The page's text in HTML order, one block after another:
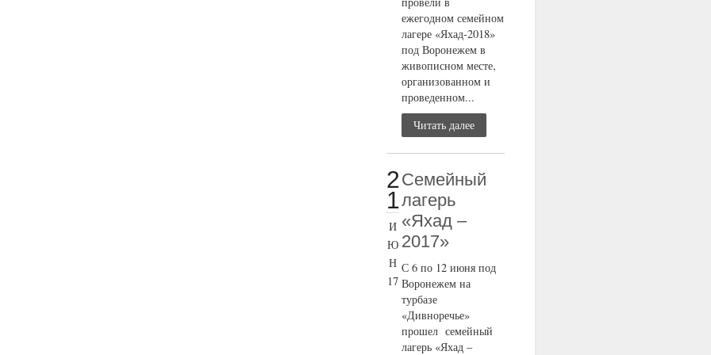
ежегодном семейном
лагере «Яхад-2018»
под Воронежем в
живописном месте,
организованном и
проведенном...
Читать далее
2
1
И
Ю
Н
17
Семейный
лагерь
«Яхад –
2017»
С 6 по 12 июня под
Воронежем на
турбазе
«Дивноречье»
прошел семейный
лагерь «Яхад –